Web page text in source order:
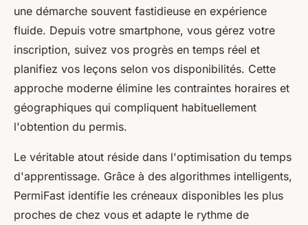
une démarche souvent fastidieuse en expérience
fluide. Depuis votre smartphone, vous gérez votre
inscription, suivez vos progrès en temps réel et
planifiez vos leçons selon vos disponibilités. Cette
approche moderne élimine les contraintes horaires et
géographiques qui compliquent habituellement
l'obtention du permis.
Le véritable atout réside dans l'optimisation du temps
d'apprentissage. Grâce à des algorithmes intelligents,
PermiFast identifie les créneaux disponibles les plus
proches de chez vous et adapte le rythme de